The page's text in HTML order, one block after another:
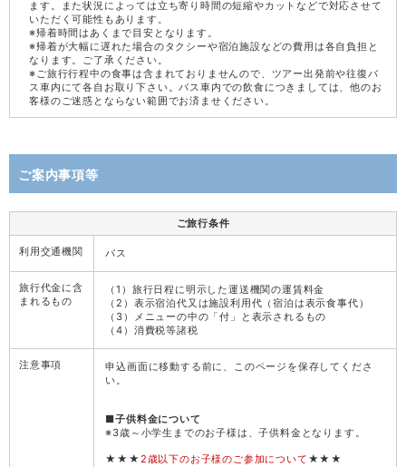
ます。また状況によっては立ち寄り時間の短縮やカットなどで対応させて
いただく可能性もあります。
※帰着時間はあくまで目安となります。
※帰着が大幅に遅れた場合のタクシーや宿泊施設などの費用は各自負担と
なります。ご了承ください。
※ご旅行行程中の食事は含まれておりませんので、ツアー出発前や往復バ
ス車内にて各自お取り下さい。バス車内での飲食につきましては、他のお
客様のご迷惑とならない範囲でお済ませください。
ご案内事項等
ご旅行条件
利用交通機関 バス
旅行代金に含
まれるもの
（1）旅行日程に明示した運送機関の運賃料金
（2）表示宿泊代又は施設利用代（宿泊は表示食事代）
（3）メニューの中の「付」と表示されるもの
（4）消費税等諸税
注意事項
申込画面に移動する前に、このページを保存してくださ
い。
■子供料金について
※3歳～小学生までのお子様は、子供料金となります。
★★★2歳以下のお子様のご参加について ★★★